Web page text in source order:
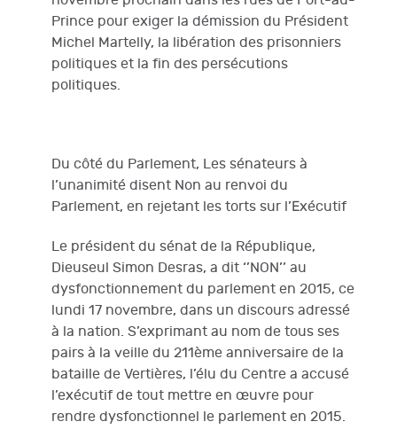
Prince pour exiger la démission du Président
Michel Martelly, la libération des prisonniers
politiques et la fin des persécutions
politiques.
Du côté du Parlement, Les sénateurs à
l’unanimité disent Non au renvoi du
Parlement, en rejetant les torts sur l’Exécutif
Le président du sénat de la République,
Dieuseul Simon Desras, a dit ‘’NON’’ au
dysfonctionnement du parlement en 2015, ce
lundi 17 novembre, dans un discours adressé
à la nation. S’exprimant au nom de tous ses
pairs à la veille du 211ème anniversaire de la
bataille de Vertières, l’élu du Centre a accusé
l’exécutif de tout mettre en œuvre pour
rendre dysfonctionnel le parlement en 2015.